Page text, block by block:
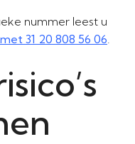
nummer leest u
31 20 808 56 06.